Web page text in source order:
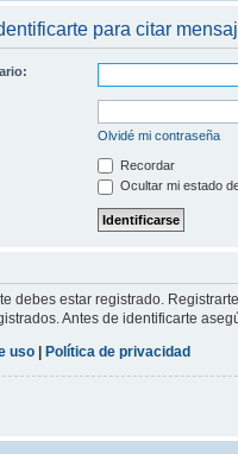
para citar
Olvidé mi contraseña
Recordar
Ocultar mi estado
debes estar registrado.
Antes de identificarte
uso
Política de privacidad